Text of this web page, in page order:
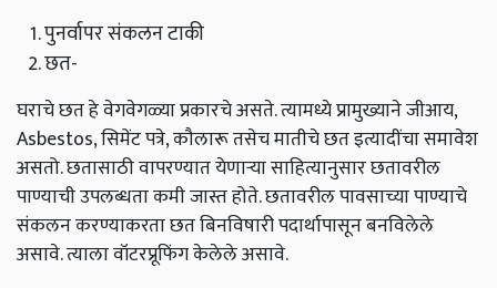
पुनर्वापरसंकलनटाकी
छत-
घराचेछतहेवेगवेगळ्याप्रकारचेअसते.त्यामध्येप्रामुख्यानेजीआय,
Asbestos,सिमेंटपत्रे,कौलारूतसेचमातीचेछतइत्यादींचासमावेश
असतो.छतासाठीवापरण्यातयेणाऱ्यासाहित्यानुसारछतावरील
पाण्याचीउपलब्धताकमीजास्तहोते.छतावरीलपावसाच्यापाण्याचे
संकलनकरण्याकरताछतबिनविषारीपदार्थापासूनबनविलेले
असावे.त्यालावॉटरप्रूफिंगकेलेलेअसावे.